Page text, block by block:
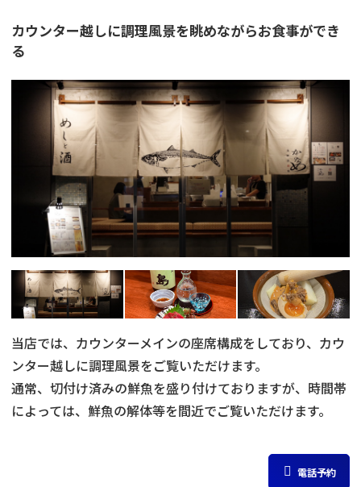
カウンター越しに調理風景を眺めながらお食事ができ
る
当店では、カウンターメインの座席構成をしており、カウ
ンター越しに調理風景をご覧いただけます。
通常、切付け済みの鮮魚を盛り付けておりますが、時間帯
によっては、鮮魚の解体等を間近でご覧いただけます。
電話予約